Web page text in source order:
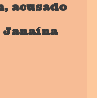
acusado
Janaína